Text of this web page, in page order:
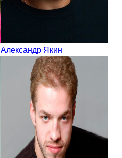
Александр Якин